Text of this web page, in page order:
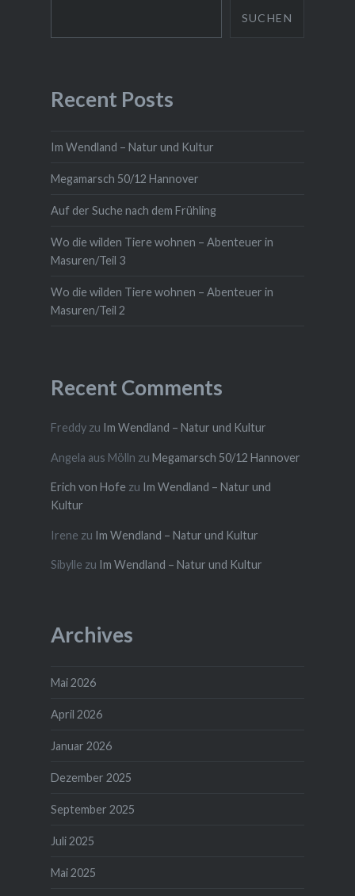
SUCHEN
Recent Posts
Im Wendland – Natur und Kultur
Megamarsch 50/12 Hannover
Auf der Suche nach dem Frühling
Wo die wilden Tiere wohnen – Abenteuer in
Masuren/Teil 3
Wo die wilden Tiere wohnen – Abenteuer in
Masuren/Teil 2
Recent Comments
Freddyzu Im Wendland – Natur und Kultur
Angela aus Mölln zu Megamarsch 50/12 Hannover
Erich von Hofe zu Im Wendland – Natur und
Kultur
Irene zu Im Wendland – Natur und Kultur
Sibylle zu Im Wendland – Natur und Kultur
Archives
Mai 2026
April 2026
Januar 2026
Dezember 2025
September 2025
Juli 2025
Mai 2025